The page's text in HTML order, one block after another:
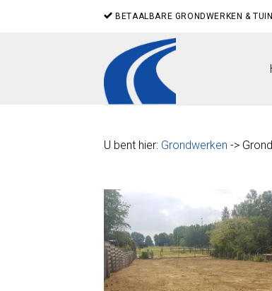
BETAALBARE GRONDWERKEN &
U bent hier: Grondwerken ->